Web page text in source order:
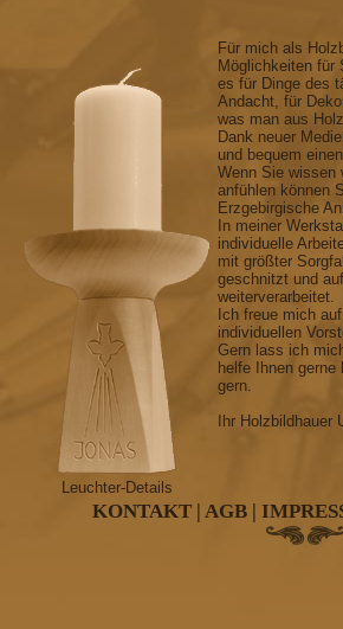
Leuchter-Details
Für mich als
Möglichkeiten für
es für Dinge des
Andacht, für
was man aus
Dank neuer
und bequem
Wenn Sie wissen
anfühlen können
Erzgebirgische
In meiner
individuelle
mit größter
geschnitzt und
weiterverarbeitet.
Ich freue mich
individuellen
Gern lass ich
helfe Ihnen
gern.
Ihr Holzbildhauer
KONTAKT | AGB |